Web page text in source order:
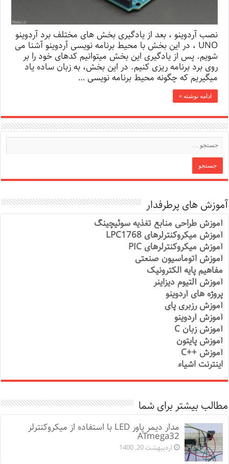
نصب آردوینو ، بعد از یادگیری بخش های مختلف برد آردوینو
UNO ، در این بخش با محیط برنامه نویسی آردوینو آشنا می
شویم. پس از یادگیری این بخش میتوانیم کدهای خود را بر
روی برد برنامه ریزی کنیم. در این بخش، به زبان ساده یاد
میگیریم که چگونه محیط برنامه نویسی …
ادامه نوشته »
آموزش های پرطرفدار
آموزش طراحی منابع تغذیه سوئیچینگ
آموزش میکروکنترلرهای LPC1768
آموزش میکروکنترلرهای PIC
آموزش اتوماسیون صنعتی
مفاهیم پایه الکترونیک
آموزش آلتیوم دیزاینر
پروژه های آردوینو
آموزش رزبری پای
آموزش آردوینو
آموزش زبان C
آموزش پایتون
آموزش ++C
اینترنت اشیاء
مطالب بیشتر برای شما
مدار دیمر پاور LED با استفاده از میکروکنترلر
ATmega32
اردیبهشت 20, 1400